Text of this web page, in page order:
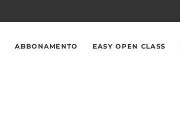
ABBONAMENTO EASY OPEN CLASS